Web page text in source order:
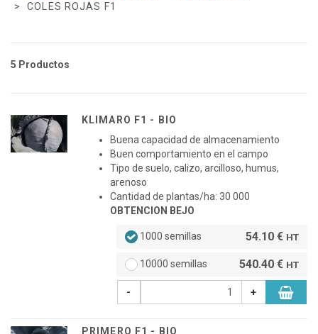
COLES ROJAS F1
5 Productos
KLIMARO F1 - BIO
Buena capacidad de almacenamiento
Buen comportamiento en el campo
Tipo de suelo, calizo, arcilloso, humus,
arenoso
Cantidad de plantas/ha: 30 000
OBTENCION BEJO
1000 semillas 54.10 € HT
10000 semillas 540.40 € HT
- +
PRIMERO F1 - BIO